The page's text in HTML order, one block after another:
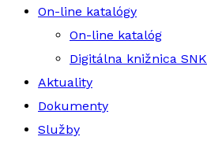
On-line katalógy
On-line katalóg
Digitálna knižnica SNK
Aktuality
Dokumenty
Služby